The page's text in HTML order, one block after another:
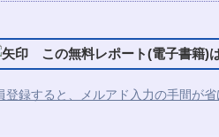
この無料レポート(電子書籍)
録すると、メルアド入力の手間が省